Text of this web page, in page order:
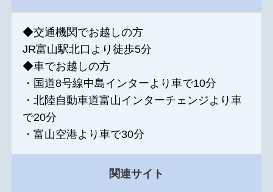
◆交通機関でお越しの方
JR富山駅北口より徒歩5分
◆車でお越しの方
・国道8号線中島インターより車で10分
・北陸自動車道富山インターチェンジより車
で20分
・富山空港より車で30分
関連サイト